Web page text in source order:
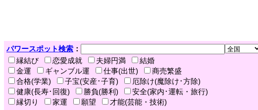
パワースポット検索 ：
縁結び
恋愛成就 夫婦円満
結婚
金運
ギャンブル運 仕事(出世)
商売繁盛
合格(学業)
子宝(安産･子育)
厄除け(魔除け･方除)
健康(長寿･回復)
勝負(勝利)
安全(家内･運転・旅行)
縁切り
家運 願望 才能(芸能・技術)